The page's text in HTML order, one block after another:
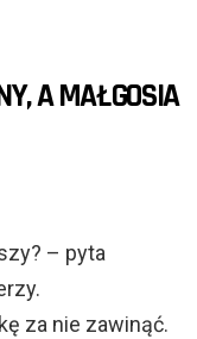
A MAŁGOSIA
– pyta
za nie zawinąć.